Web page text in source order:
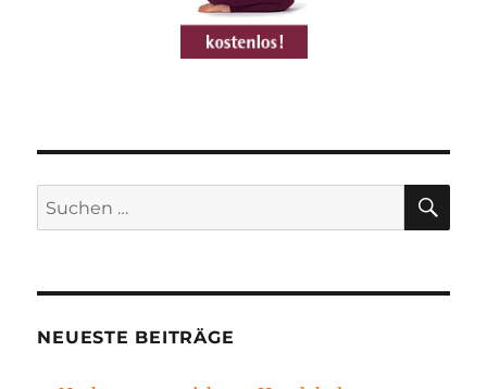
Suchen
nach:
NEUESTE BEITRÄGE